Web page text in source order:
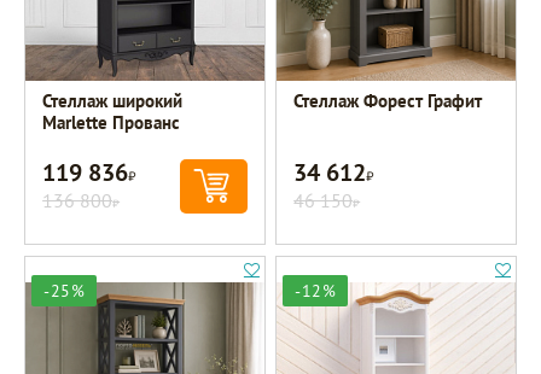
Стеллаж широкий
Marlette Прованс
119 836Р
136 800Р
Стеллаж Форест Графит
34 612Р
46 150Р
-25% -12%